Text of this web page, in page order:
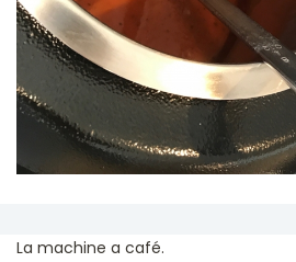
La machine a café.